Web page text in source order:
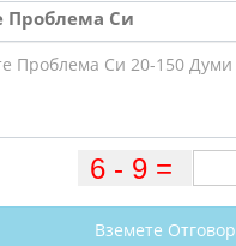
Проблема Си
Вземете Отговор